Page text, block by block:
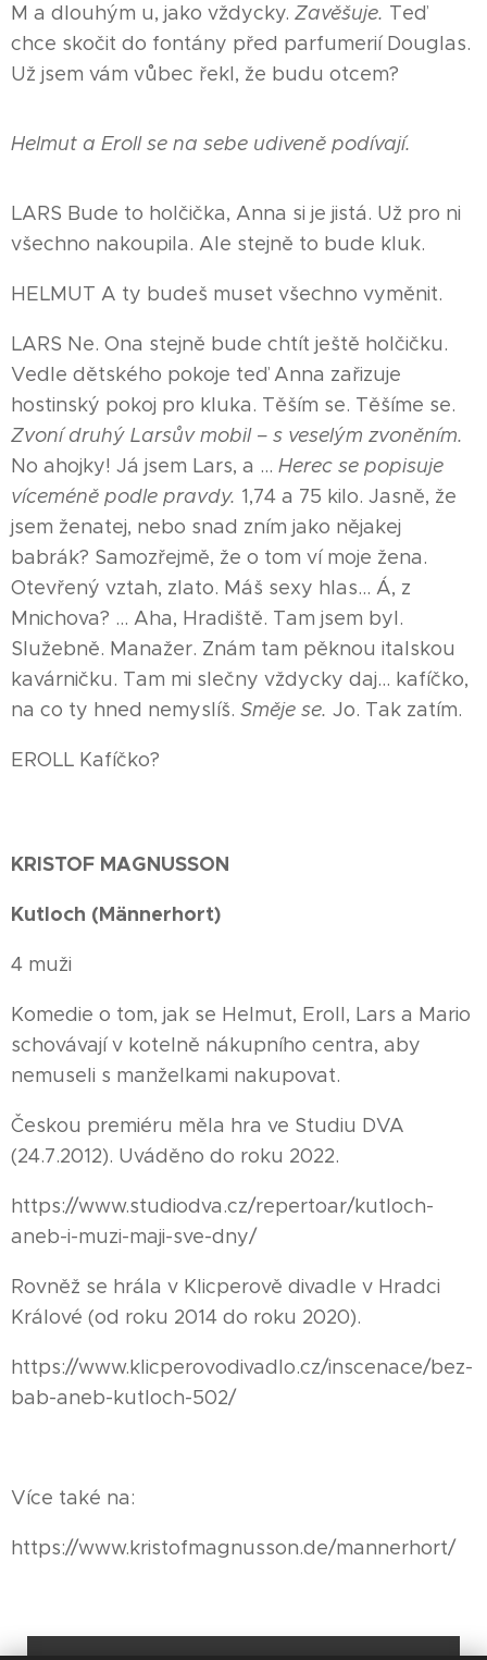
M a dlouhým u, jako vždycky. Zavěšuje. Teď
chce skočit do fontány před parfumerií Douglas.
Už jsem vám vůbec řekl, že budu otcem?
Helmut a Eroll se na sebe udiveně podívají.
LARS Bude to holčička, Anna si je jistá. Už pro ni
všechno nakoupila. Ale stejně to bude kluk.
HELMUT A ty budeš muset všechno vyměnit.
LARS Ne. Ona stejně bude chtít ještě holčičku.
Vedle dětského pokoje teď Anna zařizuje
hostinský pokoj pro kluka. Těším se. Těšíme se.
Zvoní druhý Larsův mobil – s veselým zvoněním.
No ahojky! Já jsem Lars, a … Herec se popisuje
víceméně podle pravdy. 1,74 a 75 kilo. Jasně, že
jsem ženatej, nebo snad zním jako nějakej
babrák? Samozřejmě, že o tom ví moje žena.
Otevřený vztah, zlato. Máš sexy hlas... Á, z
Mnichova? ... Aha, Hradiště. Tam jsem byl.
Služebně. Manažer. Znám tam pěknou italskou
kavárničku. Tam mi slečny vždycky daj... kafíčko,
na co ty hned nemyslíš. Směje se. Jo. Tak zatím.
EROLL Kafíčko?
KRISTOF MAGNUSSON
Kutloch (Männerhort)
4 muži
Komedie o tom, jak se Helmut, Eroll, Lars a Mario
schovávají v kotelně nákupního centra, aby
nemuseli s manželkami nakupovat.
Českou premiéru měla hra ve Studiu DVA
(24.7.2012). Uváděno do roku 2022.
https://www.studiodva.cz/repertoar/kutloch-
aneb-i-muzi-maji-sve-dny/
Rovněž se hrála v Klicperově divadle v Hradci
Králové (od roku 2014 do roku 2020).
https://www.klicperovodivadlo.cz/inscenace/bez-
bab-aneb-kutloch-502/
Více také na:
https://www.kristofmagnusson.de/mannerhort/